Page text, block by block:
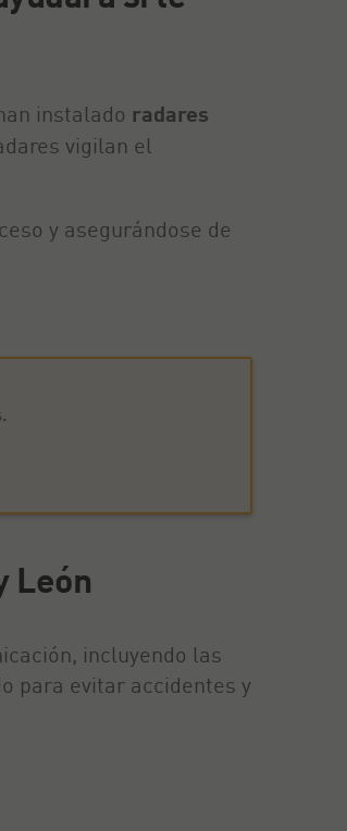
instalado radares
vigilan el
y asegurándose de
León
incluyendo las
para evitar accidentes y